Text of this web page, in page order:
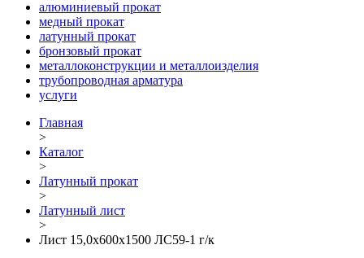
алюминиевый прокат
медный прокат
латунный прокат
бронзовый прокат
металлоконструкции и металлоизделия
трубопроводная арматура
услуги
Главная
>
Каталог
>
Латунный прокат
>
Латунный лист
>
Лист 15,0х600х1500 ЛС59-1 г/к